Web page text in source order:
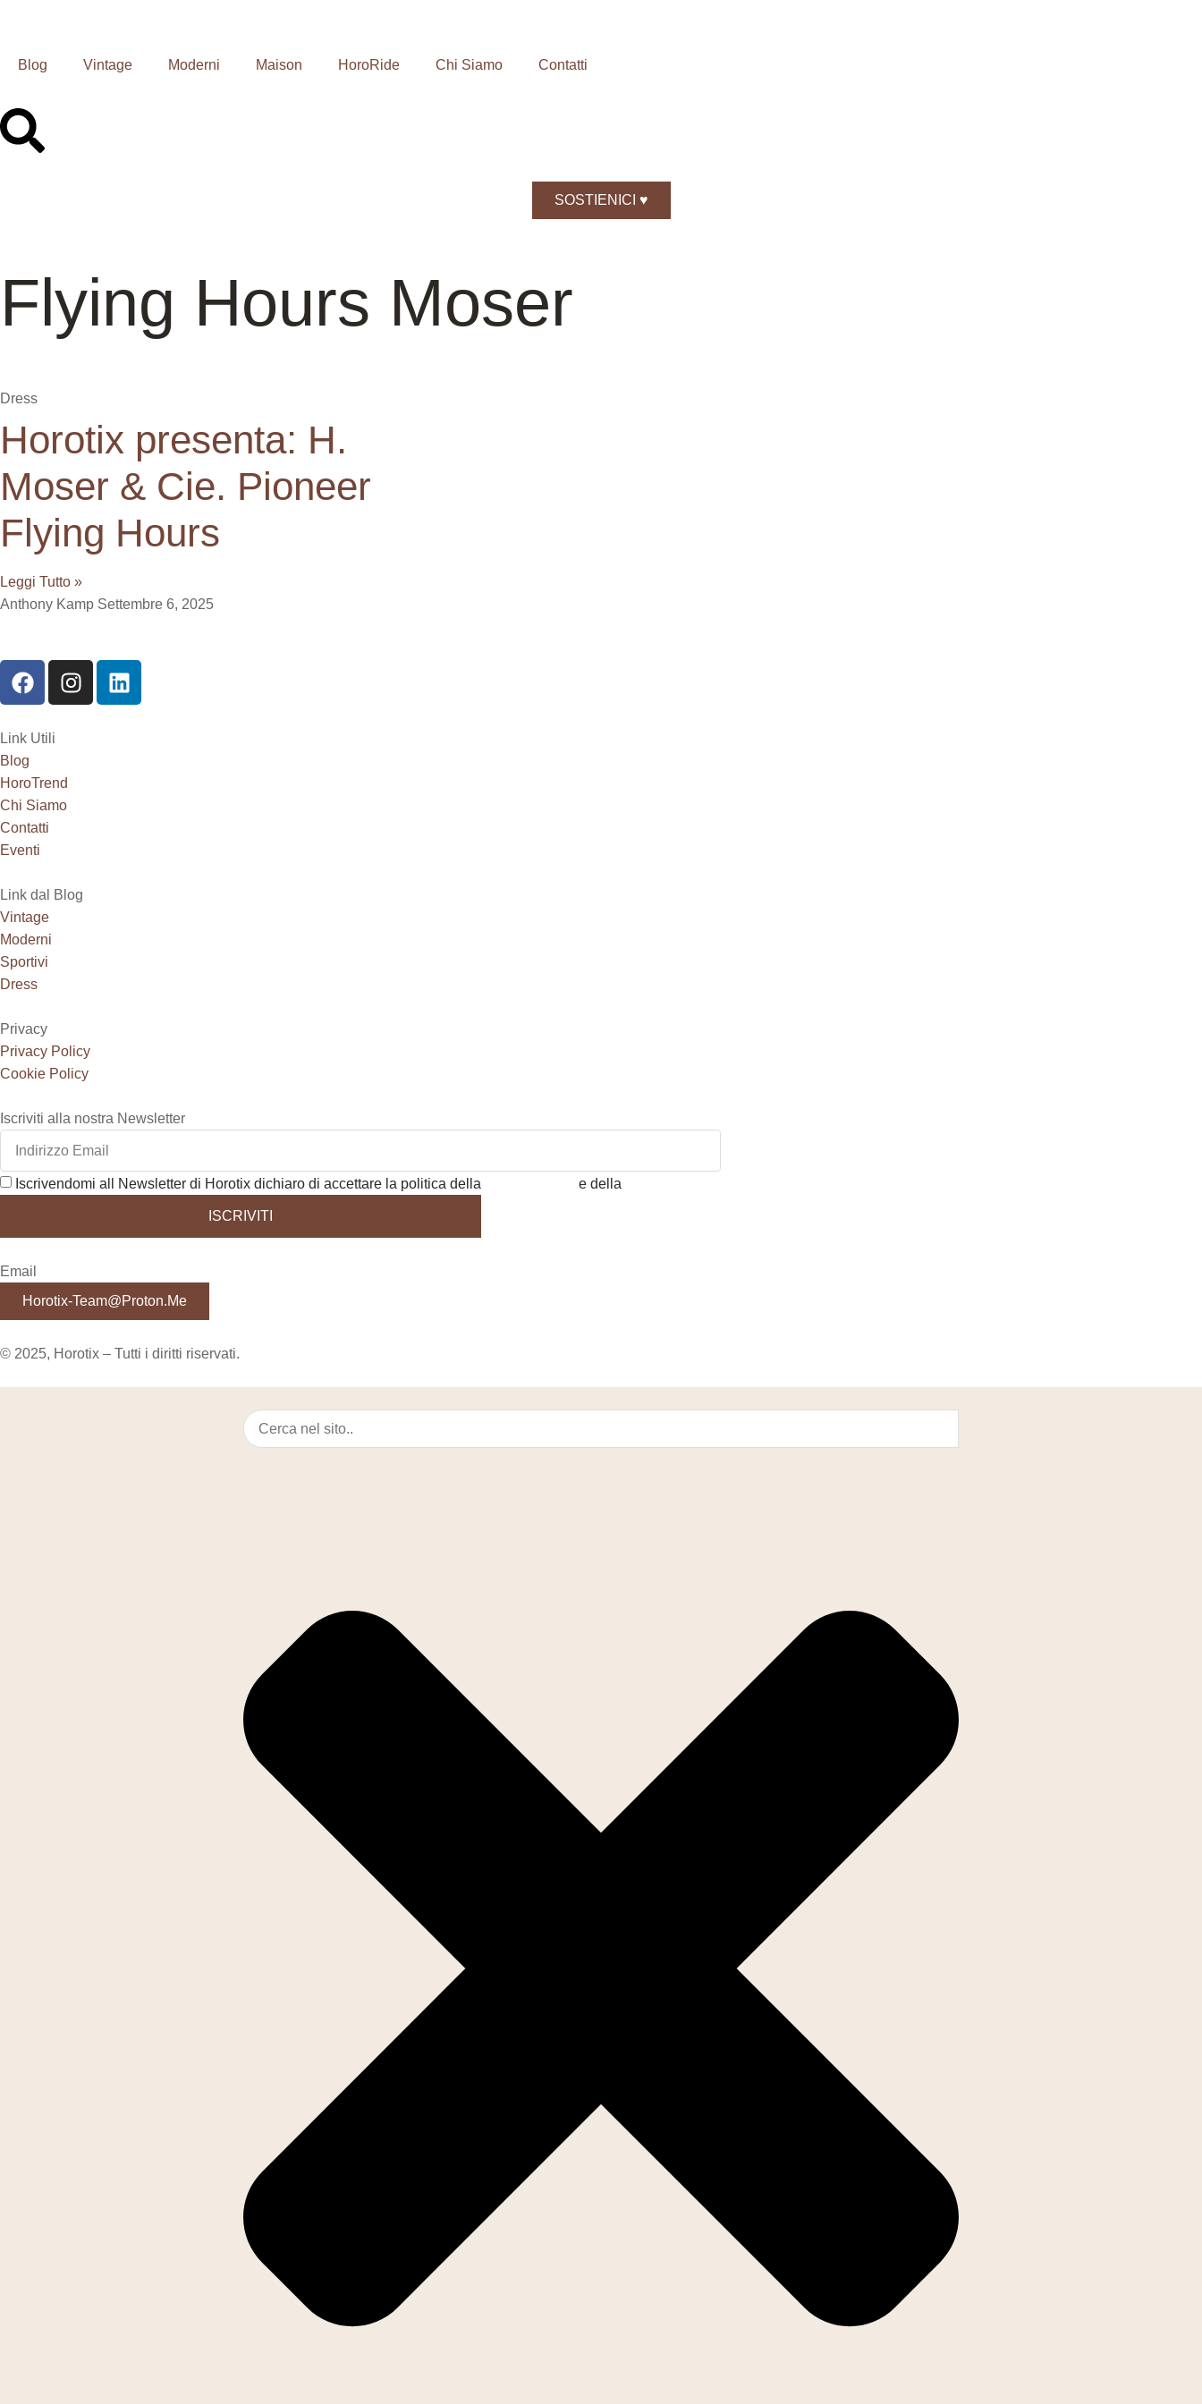
Blog Vintage Moderni Maison HoroRide Chi Siamo Contatti
SOSTIENICI ♥️
Flying Hours Moser
Dress
Horotix presenta: H.
Moser & Cie. Pioneer
Flying Hours
Leggi Tutto »
Anthony Kamp Settembre 6, 2025
Link Utili
Blog
HoroTrend
Chi Siamo
Contatti
Eventi
Link dal Blog
Vintage
Moderni
Sportivi
Dress
Privacy
Privacy Policy
Cookie Policy
Iscriviti alla nostra Newsletter
Iscrivendomi all Newsletter di Horotix dichiaro di accettare la politica della e della
ISCRIVITI
Email
Horotix-Team@proton.me
© 2025, Horotix – Tutti i diritti riservati.